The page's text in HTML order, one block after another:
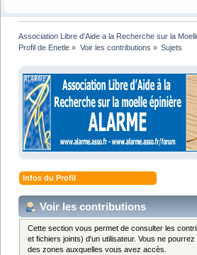
Association Libre d'Aide a la Recherche sur la
Profil de Enetle » Voir les contributions » Sujets
Infos du Profil
Voir les contributions
Cette section vous permet de consulter les
et fichiers joints) d'un utilisateur. Vous ne
des zones auxquelles vous avez accès.